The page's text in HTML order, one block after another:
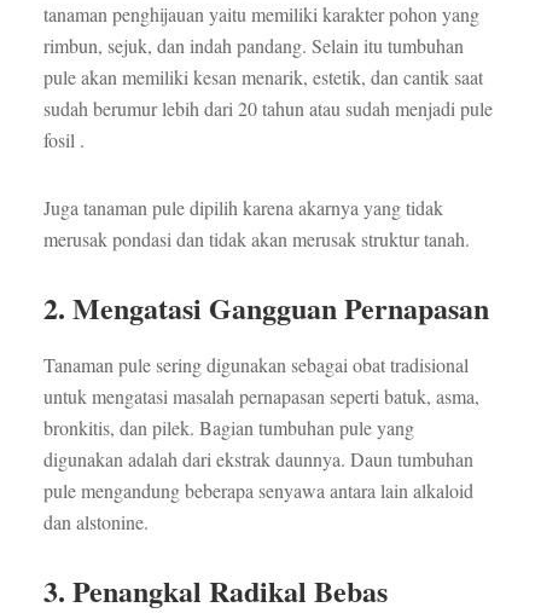
tanaman penghijauan yaitu memiliki karakter pohon yang
rimbun, sejuk, dan indah pandang. Selain itu tumbuhan
pule akan memiliki kesan menarik, estetik, dan cantik saat
sudah berumur lebih dari 20 tahun atau sudah menjadi pule
fosil .
Juga tanaman pule dipilih karena akarnya yang tidak
merusak pondasi dan tidak akan merusak struktur tanah.
2. Mengatasi Gangguan Pernapasan
Tanaman pule sering digunakan sebagai obat tradisional
untuk mengatasi masalah pernapasan seperti batuk, asma,
bronkitis, dan pilek. Bagian tumbuhan pule yang
digunakan adalah dari ekstrak daunnya. Daun tumbuhan
pule mengandung beberapa senyawa antara lain alkaloid
dan alstonine.
3. Penangkal Radikal Bebas